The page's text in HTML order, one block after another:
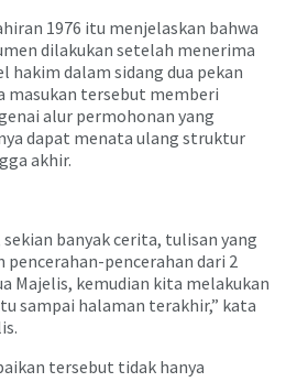
1976 itu menjelaskan bahwa
dilakukan setelah menerima
hakim dalam sidang dua pekan
masukan tersebut memberi
alur permohonan yang
dapat menata ulang struktur
akhir.
sekian banyak cerita, tulisan yang
pencerahan dari 2
Majelis, kemudian kita melakukan
sampai halaman terakhir,” kata
tersebut tidak hanya